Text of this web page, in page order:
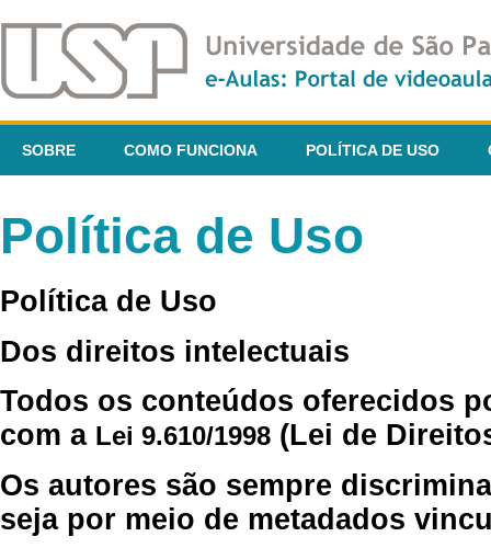
SOBRE COMO FUNCIONA POLÍTICA DE USO
Política de Uso
Política de Uso
Dos direitos intelectuais
Todos os conteúdos oferecidos
com a Lei 9.610/1998 (Lei de
Os autores são sempre
seja por meio de metadados